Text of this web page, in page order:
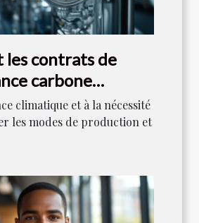
les contrats de
carbone
ils le secteur
?
climatique et à la nécessité
les modes de production et